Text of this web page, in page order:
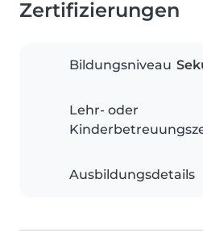
Zertifizierungen
Bildungsniveau
Lehr- oder
Ausbildungsdetails